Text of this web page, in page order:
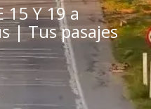
15 Y 19 a
| Tus pasajes